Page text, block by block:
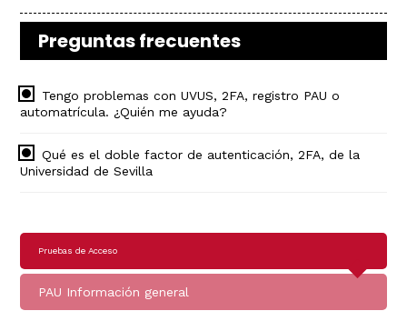
Preguntas frecuentes
Tengo problemas con UVUS, 2FA, registro PAU o
automatrícula. ¿Quién me ayuda?
Qué es el doble factor de autenticación, 2FA, de la
Universidad de Sevilla
Navegación
principal
Pruebas de Acceso
PAU Información general